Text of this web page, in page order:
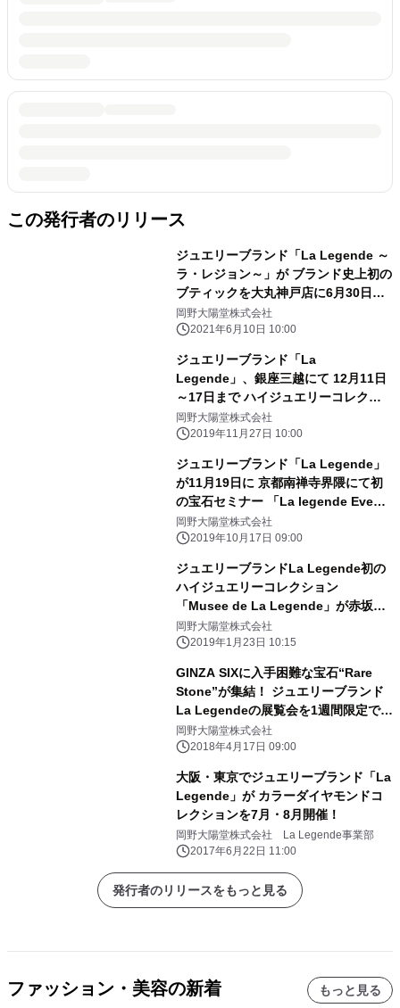
この発行者のリリース
ジュエリーブランド「La Legende ～
ラ・レジョン～」が ブランド史上初の
ブティックを大丸神戸店に6月30日オ
ープン
岡野大陽堂株式会社
2021年6月10日 10:00
ジュエリーブランド「La
Legende」、銀座三越にて 12月11日
～17日まで ハイジュエリーコレクシ
ョンイベント 「Paradise of the
Jewel」を開催
岡野大陽堂株式会社
2019年11月27日 10:00
ジュエリーブランド「La Legende」
が11月19日に 京都南禅寺界隈にて初
の宝石セミナー 「La legende Event
In Kyoto Nanzenji」を開催
岡野大陽堂株式会社
2019年10月17日 09:00
ジュエリーブランドLa Legende初の
ハイジュエリーコレクション
「Musee de La Legende」が赤坂プ
リンスクラシックハウスで 4月11日
(木)に開催
岡野大陽堂株式会社
2019年1月23日 10:15
GINZA SIXに入手困難な宝石“Rare
Stone”が集結！ ジュエリーブランド
La Legendeの展覧会を1週間限定で開
催
岡野大陽堂株式会社
2018年4月17日 09:00
大阪・東京でジュエリーブランド「La
Legende」が カラーダイヤモンドコ
レクションを7月・8月開催！
岡野大陽堂株式会社 La Legende事業部
2017年6月22日 11:00
発行者のリリースをもっと見る
ファッション・美容の新着 もっと見る